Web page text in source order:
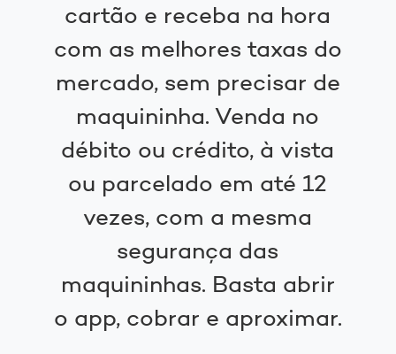
cartão e receba na hora
com as melhores taxas do
mercado, sem precisar de
maquininha. Venda no
débito ou crédito, à vista
ou parcelado em até 12
vezes, com a mesma
segurança das
maquininhas. Basta abrir
o app, cobrar e aproximar.